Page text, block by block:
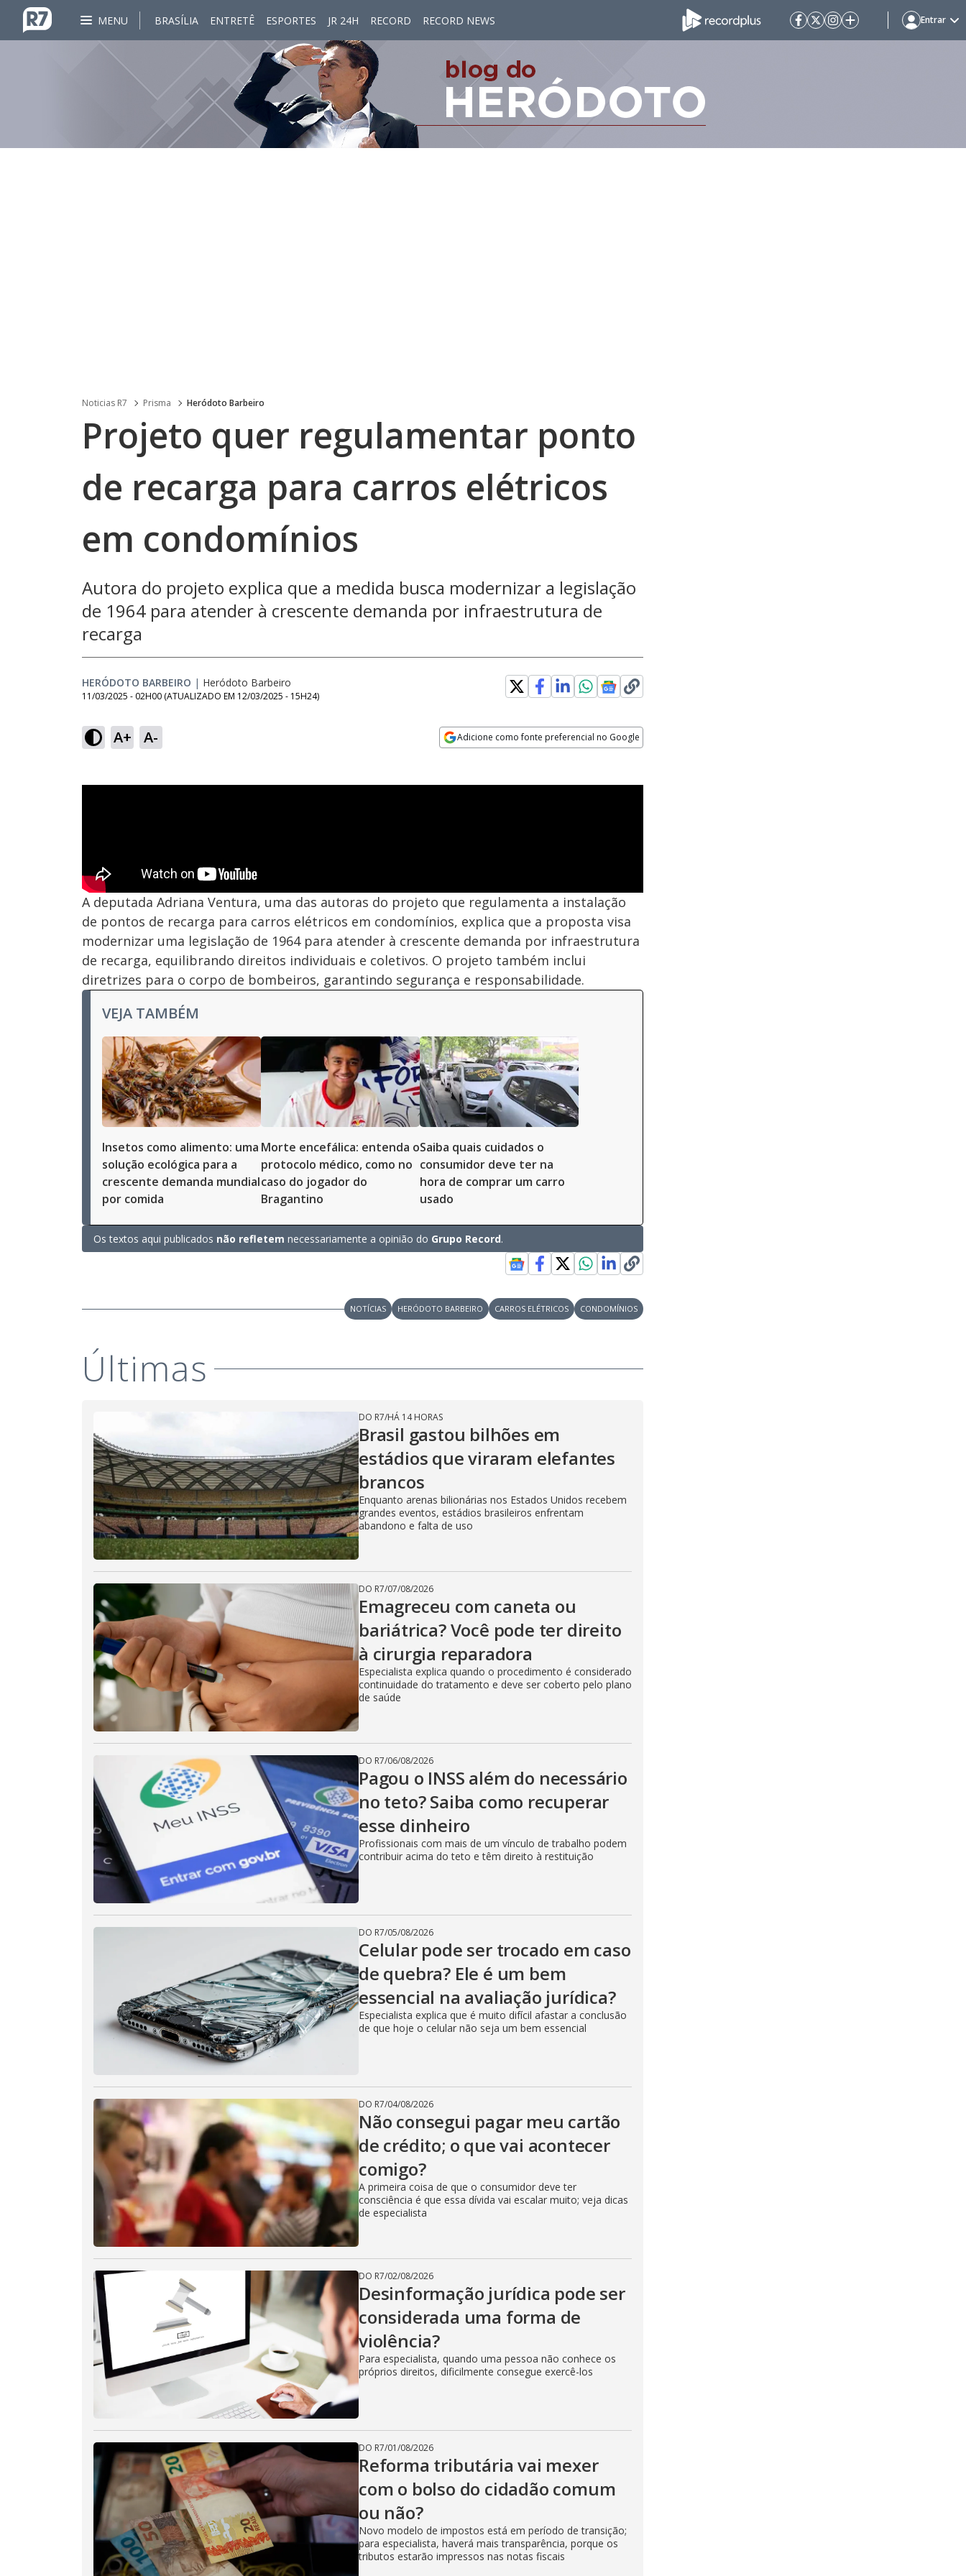
MENU BRASÍLIA ENTRETÊ ESPORTES JR 24H RECORD RECORD NEWS Entrar
Noticias R7 Prisma Heródoto Barbeiro
Projeto quer regulamentar ponto
de recarga para carros elétricos
em condomínios
Autora do projeto explica que a medida busca modernizar a legislação
de 1964 para atender à crescente demanda por infraestrutura de
recarga
HERÓDOTO BARBEIRO | Heródoto Barbeiro
11/03/2025 - 02H00 (ATUALIZADO EM 12/03/2025 - 15H24)
A+ A- Adicione como fonte preferencial no Google
A deputada Adriana Ventura, uma das autoras do projeto que regulamenta a instalação
de pontos de recarga para carros elétricos em condomínios, explica que a proposta visa
modernizar uma legislação de 1964 para atender à crescente demanda por infraestrutura
de recarga, equilibrando direitos individuais e coletivos. O projeto também inclui
diretrizes para o corpo de bombeiros, garantindo segurança e responsabilidade.
VEJA TAMBÉM
Insetos como alimento: uma
solução ecológica para a
crescente demanda mundial
por comida
Morte encefálica: entenda o
protocolo médico, como no
caso do jogador do
Bragantino
Saiba quais cuidados o
consumidor deve ter na
hora de comprar um carro
usado
Os textos aqui publicados não refletem necessariamente a opinião do Grupo Record.
NOTÍCIAS HERÓDOTO BARBEIRO CARROS ELÉTRICOS CONDOMÍNIOS
Últimas
DO R7/HÁ 14 HORAS
Brasil gastou bilhões em
estádios que viraram elefantes
brancos
Enquanto arenas bilionárias nos Estados Unidos recebem
grandes eventos, estádios brasileiros enfrentam
abandono e falta de uso
DO R7/07/08/2026
Emagreceu com caneta ou
bariátrica? Você pode ter direito
à cirurgia reparadora
Especialista explica quando o procedimento é considerado
continuidade do tratamento e deve ser coberto pelo plano
de saúde
DO R7/06/08/2026
Pagou o INSS além do necessário
no teto? Saiba como recuperar
esse dinheiro
Profissionais com mais de um vínculo de trabalho podem
contribuir acima do teto e têm direito à restituição
DO R7/05/08/2026
Celular pode ser trocado em caso
de quebra? Ele é um bem
essencial na avaliação jurídica?
Especialista explica que é muito difícil afastar a conclusão
de que hoje o celular não seja um bem essencial
DO R7/04/08/2026
Não consegui pagar meu cartão
de crédito; o que vai acontecer
comigo?
A primeira coisa de que o consumidor deve ter
consciência é que essa dívida vai escalar muito; veja dicas
de especialista
DO R7/02/08/2026
Desinformação jurídica pode ser
considerada uma forma de
violência?
Para especialista, quando uma pessoa não conhece os
próprios direitos, dificilmente consegue exercê-los
DO R7/01/08/2026
Reforma tributária vai mexer
com o bolso do cidadão comum
ou não?
Novo modelo de impostos está em período de transição;
para especialista, haverá mais transparência, porque os
tributos estarão impressos nas notas fiscais